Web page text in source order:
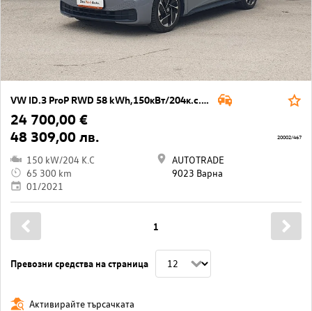
VW ID.3 ProP RWD 58 kWh,150кВт/204к.с./1-ст
24 700,00 €
48 309,00 лв.
150 kW/204 K.C
65 300 km
01/2021
AUTOTRADE
9023 Варна
20002/467
Превозни средства на страница
1
Активирайте търсачката